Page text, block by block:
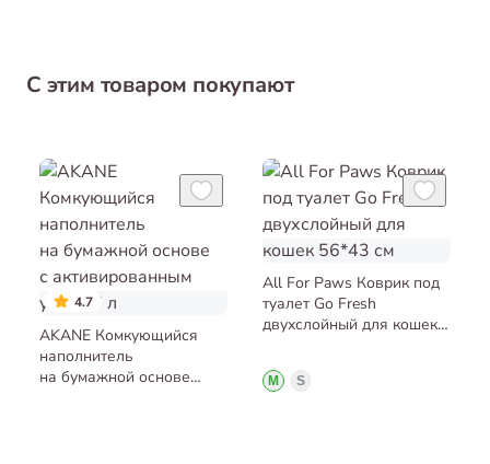
С этим товаром покупают
4.7
AKANE Комкующийся
наполнитель
на бумажной основе
All For Paws Коврик под
туалет Go Fresh
двухслойный для кошек
M S